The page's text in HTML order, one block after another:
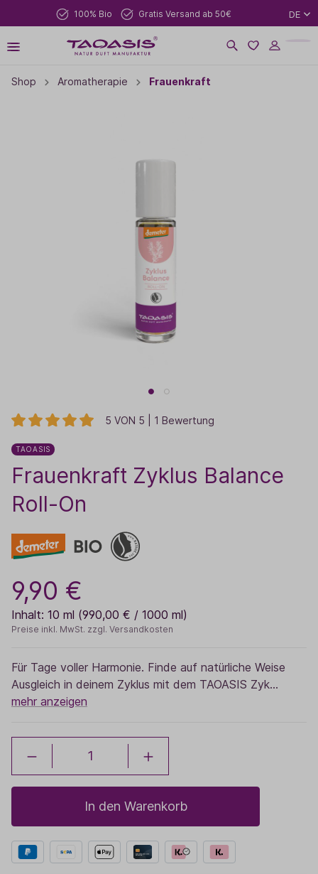
100% Bio Gratis Versand ab 50€ DE
Shop Aromatherapie Frauenkraft
5 VON 5 | 1 Bewertung
TAOASIS
Frauenkraft Zyklus Balance
Roll-On
9,90 €
Inhalt: 10 ml (990,00 € / 1000 ml)
Preise inkl. MwSt. zzgl. Versandkosten
Für Tage voller Harmonie. Finde auf natürliche Weise
Ausgleich in deinem Zyklus mit dem TAOASIS Zyk…
mehr anzeigen
In den Warenkorb